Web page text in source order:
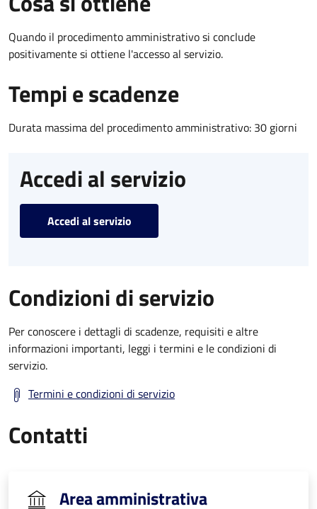
Quando il procedimento amministrativo si conclude
positivamente si ottiene l'accesso al servizio.
Tempi e scadenze
Durata massima del procedimento amministrativo: 30 giorni
Accedi al servizio
Accedi al servizio
Condizioni di servizio
Per conoscere i dettagli di scadenze, requisiti e altre
informazioni importanti, leggi i termini e le condizioni di
servizio.
Termini e condizioni di servizio
Contatti
Area amministrativa